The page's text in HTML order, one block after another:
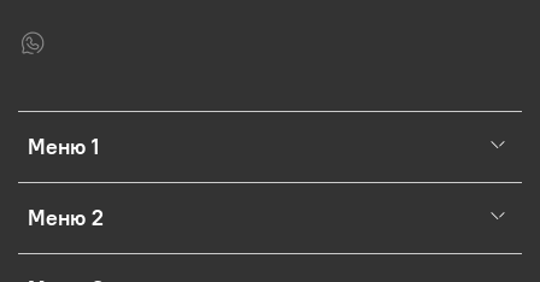
Меню 1
Меню 2